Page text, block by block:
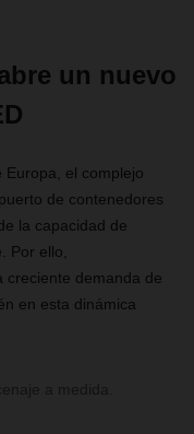
un nuevo
Europa, el complejo
de contenedores
la capacidad de
Por ello,
creciente demanda de
en esta dinámica